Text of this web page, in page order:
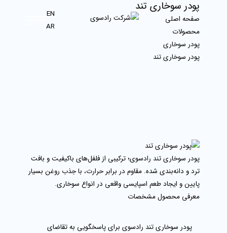
EN
AR
پودر سوخاری تند
صفحه اصلی
محصولات
پودر سوخاری
پودر سوخاری تند
پودر سوخاری تند رادسوی؛ ترکیبی از فلفل‌های باکیفیت و بافت
ترد و دانه‌بندی شده. مقاوم در برابر حرارت، با جذب روغن بسیار
پایین و ایجاد طعم اسپایسی واقعی در انواع سوخاری.
معرفی محصولمشخصات
پودر سوخاری تند رادسوی برای پاسخگویی به تقاضای